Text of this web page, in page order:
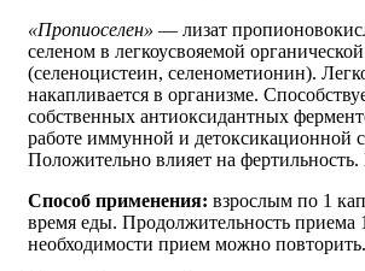
«Пропиоселен» — лизат
селеном в легкоусвояемой
(селеноцистеин, селенометионин).
накапливается в организме.
собственных антиоксидантных
работе иммунной и детоксикационной
Положительно влияет на фертильность.
Способ применения: взрослым по 1
время еды. Продолжительность приема
необходимости прием можно повторить.